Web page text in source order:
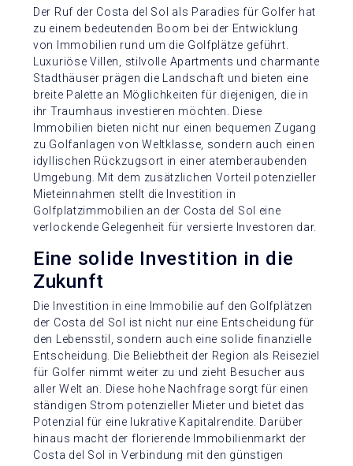
Der Ruf der Costa del Sol als Paradies für Golfer hat
zu einem bedeutenden Boom bei der Entwicklung
von Immobilien rund um die Golfplätze geführt.
Luxuriöse Villen, stilvolle Apartments und charmante
Stadthäuser prägen die Landschaft und bieten eine
breite Palette an Möglichkeiten für diejenigen, die in
ihr Traumhaus investieren möchten. Diese
Immobilien bieten nicht nur einen bequemen Zugang
zu Golfanlagen von Weltklasse, sondern auch einen
idyllischen Rückzugsort in einer atemberaubenden
Umgebung. Mit dem zusätzlichen Vorteil potenzieller
Mieteinnahmen stellt die Investition in
Golfplatzimmobilien an der Costa del Sol eine
verlockende Gelegenheit für versierte Investoren dar.
Eine solide Investition in die
Zukunft
Die Investition in eine Immobilie auf den Golfplätzen
der Costa del Sol ist nicht nur eine Entscheidung für
den Lebensstil, sondern auch eine solide finanzielle
Entscheidung. Die Beliebtheit der Region als Reiseziel
für Golfer nimmt weiter zu und zieht Besucher aus
aller Welt an. Diese hohe Nachfrage sorgt für einen
ständigen Strom potenzieller Mieter und bietet das
Potenzial für eine lukrative Kapitalrendite. Darüber
hinaus macht der florierende Immobilienmarkt der
Costa del Sol in Verbindung mit den günstigen